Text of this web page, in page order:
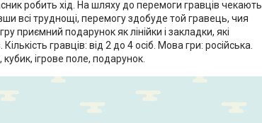
робить хід. На шляху до перемоги гравців чекають
всі труднощі, перемогу здобуде той гравець, чия
приємний подарунок як лінійки і закладки, які
гравців: від 2 до 4 осіб. Мова гри: російська.
ігрове поле, подарунок.